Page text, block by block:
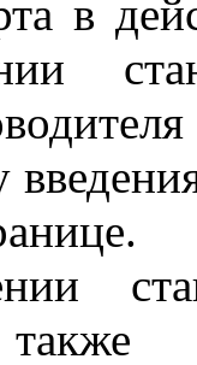
в
.
также